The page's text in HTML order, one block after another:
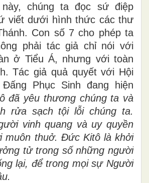
chúng ta đọc sứ điệp
viết dưới hình thức các thư
Con số 7 cho phép ta
phải tác giả chỉ nói với
ở Tiểu Á, nhưng với toàn
Tác giả quả quyết với Hội
Phục Sinh đang hiện
đã yêu thương chúng ta và
rửa sạch tội lỗi chúng ta.
vinh quang và uy quyền
muôn thuở. Đức Kitô là khởi
tử trong số những người
lại, để trong mọi sự Người